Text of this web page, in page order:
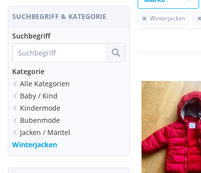
SUCHBEGRIFF & KATEGORIE
Suchbegriff
Kategorie
Alle Kategorien
Baby / Kind
Kindermode
Bubenmode
Jacken / Mäntel
Winterjacken
Winterjacken